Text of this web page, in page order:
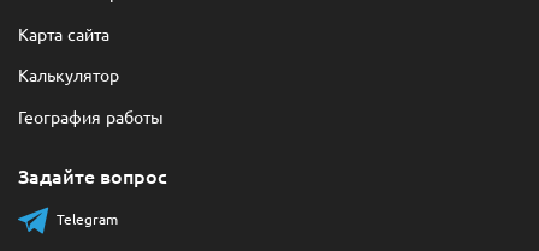
Карта сайта
Калькулятор
География работы
Задайте вопрос
Telegram